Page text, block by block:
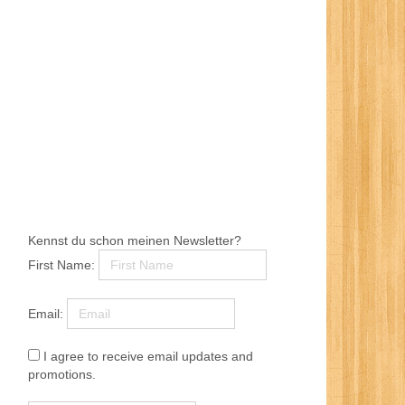
Kennst du schon meinen Newsletter?
First Name:
Email:
I agree to receive email updates and
promotions.